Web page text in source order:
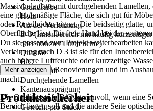
Grundfarbe
Holz
Art der Verleimung
D 3 (Innenbereich mit häufig
oder höherer Luftfeuchte)
Qualität
B/C
Eigenschaft
Durchgehende Lamellen
Kantenausprägung
Längskanten gefast
Gewicht pro Stück
Massivholzplatte mit durchgehenden Lamellen,
eine gleichmäßige Fläche, die sich gut für
oder Regalböden eignet. Die beidseitig glatte,
Oberfläche lässt Dir freie Hand bei der
Du sie passend zum Projekt weiterbearbeiten
Verleimung nach D 3 ist sie für den
auch höhere Luftfeuchte oder kurzzeitige
weg, was sie bei Renovierungen und im
macht.
Die Qualitätsstufe B/C ist sinnvoll, wenn eine
Bereich liegen soll und die andere Seite
Mehr anzeigen
Produktsicherheit